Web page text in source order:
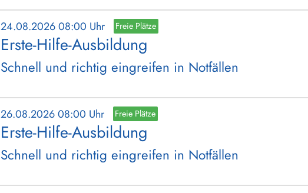
24.08.2026 08:00 Uhr Freie Plätze
Erste-Hilfe-Ausbildung
Schnell und richtig eingreifen in Notfällen
26.08.2026 08:00 Uhr Freie Plätze
Erste-Hilfe-Ausbildung
Schnell und richtig eingreifen in Notfällen